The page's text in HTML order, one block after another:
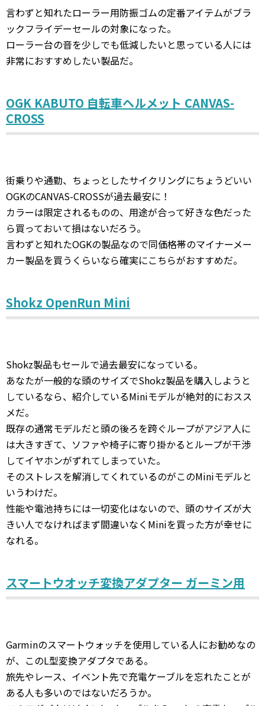
言わずと知れたローラー用防振ゴムの定番アイテムがブラ
ックフライデーセールの対象になった。
ローラー台の音を少しでも低減したいと思っている人には
非常におすすめしたい製品だ。
OGK KABUTO 自転車ヘルメット CANVAS-
CROSS
街乗りや通勤、ちょっとしたサイクリングにちょうどいい
OGKのCANVAS-CROSSが過去最安に！
カラーは限定されるものの、用途が合って好きな色だった
ら買っておいて損はないだろう。
言わずと知れたOGKの製品なので同価格帯のマイナーメー
カー製品を買うくらいなら確実にこちらがおすすめだ。
Shokz OpenRun Mini
Shokz製品もセールで過去最安になっている。
あなたが一般的な頭のサイズでShokz製品を購入しようと
しているなら、紹介しているMiniモデルが絶対的におスス
メだ。
既存の通常モデルだと頭の後ろを跨ぐループがアジア人に
は大きすぎて、ソファや椅子に寄り掛かるとループが干渉
してイヤホンがずれてしまっていた。
そのストレスを解消してくれているのがこのMiniモデルと
いうわけだ。
性能や電池持ちには一切変化はないので、頭のサイズが大
きい人でなければまず間違いなくMiniを買った方が幸せに
なれる。
スマートウオッチ変換アダプター ガーミン用
Garminのスマートウォッチを使用している人にお勧めなの
が、このL型変換アダプタである。
旅先やレース、イベント先で充電ケーブルを忘れたことが
ある人も多いのではないだろうか。